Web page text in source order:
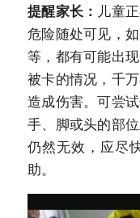
提醒家长： 儿童
危险随处可见，
等，都有可能出
被卡的情况，千
造成伤害。可尝
手、脚或头的部
仍然无效，应尽
助。